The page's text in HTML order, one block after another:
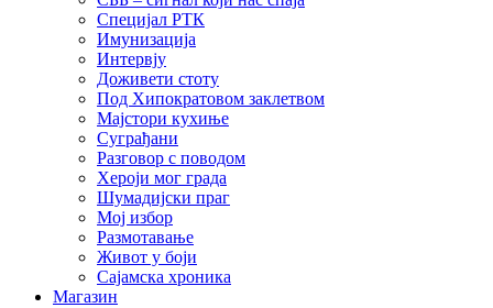
Специјал РТК
Имунизација
Интервју
Доживети стоту
Под Хипократовом заклетвом
Мајстори кухиње
Суграђани
Разговор с поводом
Хероји мог града
Шумадијски праг
Мој избор
Размотавање
Живот у боји
Сајамска хроника
Магазин